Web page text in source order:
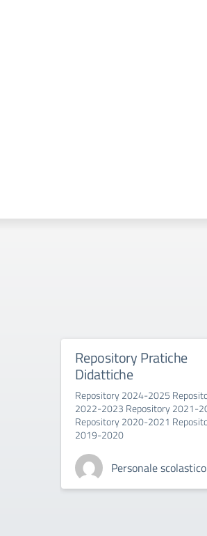
Repository Pratiche
Didattiche
Repository 2024-2025
2022-2023 Repository 2021-
Repository 2020-2021
2019-2020
Personale scolastico